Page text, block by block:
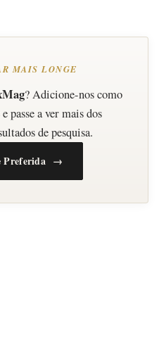
MAIS LONGE
? Adicione-nos como
passe a ver mais dos
de pesquisa.
Preferida →